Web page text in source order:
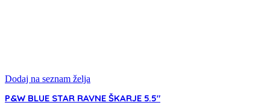
Dodaj na seznam želja
P&W BLUE STAR RAVNE ŠKARJE 5.5″